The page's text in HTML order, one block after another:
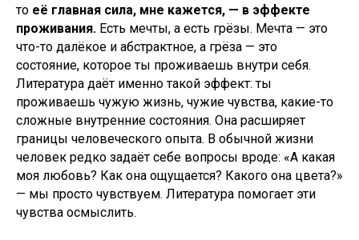
то её главная сила, мне кажется, — в эффекте
проживания. Есть мечты, а есть грёзы. Мечта — это
что-то далёкое и абстрактное, а грёза — это
состояние, которое ты проживаешь внутри себя.
Литература даёт именно такой эффект: ты
проживаешь чужую жизнь, чужие чувства, какие-то
сложные внутренние состояния. Она расширяет
границы человеческого опыта. В обычной жизни
человек редко задаёт себе вопросы вроде: «А какая
моя любовь? Как она ощущается? Какого она цвета?»
— мы просто чувствуем. Литература помогает эти
чувства осмыслить.